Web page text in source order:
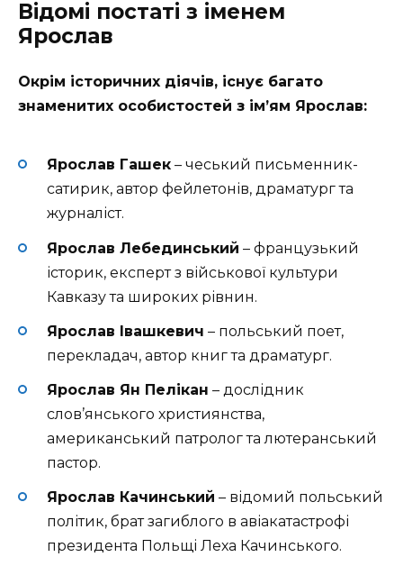
Відомі постаті з іменем
Ярослав
Окрім історичних діячів, існує багато
знаменитих особистостей з ім’ям Ярослав:
Ярослав Гашек – чеський письменник-
сатирик, автор фейлетонів, драматург та
журналіст.
Ярослав Лебединський – французький
історик, експерт з військової культури
Кавказу та широких рівнин.
Ярослав Івашкевич – польський поет,
перекладач, автор книг та драматург.
Ярослав Ян Пелікан – дослідник
слов’янського християнства,
американський патролог та лютеранський
пастор.
Ярослав Качинський – відомий польський
політик, брат загиблого в авіакатастрофі
президента Польщі Леха Качинського.